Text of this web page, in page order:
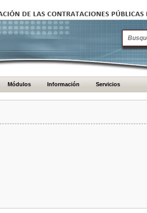
Módulos Información Servicios